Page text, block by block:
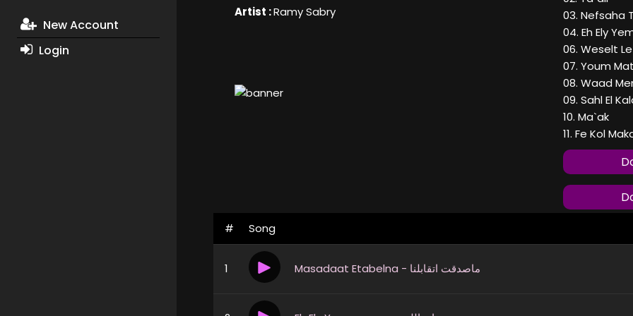
New Account
Login
Artist :Ramy Sabry
03. Nefsaha
04. Eh Ely
06. Weselt Le
07. Youm
08. Waad
09. Sahl El
10. Ma`ak
11. Fe Kol
# Song
1 Masadaat Etabelna - ماصدقت اتقابلنا